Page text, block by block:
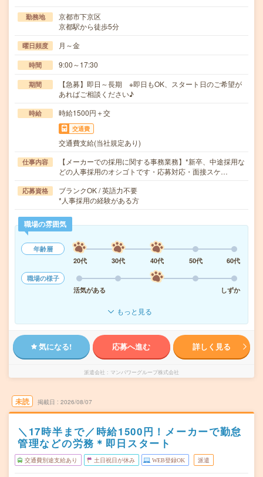
勤務地
京都市下京区
京都駅から徒歩5分
曜日頻度 月～金
時間 9:00～17:30
期間
【急募】即日～長期 ※即日もOK、スタート日のご希望が
あればご相談ください♪
時給 時給1500円＋交
交通費
交通費支給(当社規定あり)
仕事内容
【メーカーでの採用に関する事務業務】*新卒、中途採用な
どの人事採用のオシゴトです・応募対応・面接スケ…
応募資格
ブランクOK / 英語力不要
*人事採用の経験がある方
職場の雰囲気
年齢層
20代
30代 40代 50代
60代
職場の様子
活気がある
しずか
もっと見る
気になる! 応募へ進む 詳しく見る
派遣会社 マンパワーグループ株式会社
未読 掲載日 2026/08/07
＼17時半まで／時給1500円！メーカーで勤怠
管理などの労務＊即日スタート
交通費別途支給あり 土日祝日が休み WEB登録OK 派遣